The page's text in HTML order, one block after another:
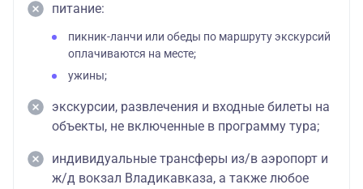
питание:
пикник-ланчи или обеды по маршруту экскурсий
оплачиваются на месте;
ужины;
экскурсии, развлечения и входные билеты на
объекты, не включенные в программу тура;
индивидуальные трансферы из/в аэропорт и
ж/д вокзал Владикавказа, а также любое